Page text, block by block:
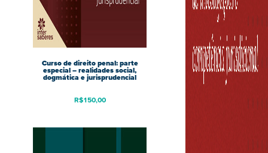
Curso de direito penal: parte
especial – realidades social,
dogmática e jurisprudencial
R$150,00